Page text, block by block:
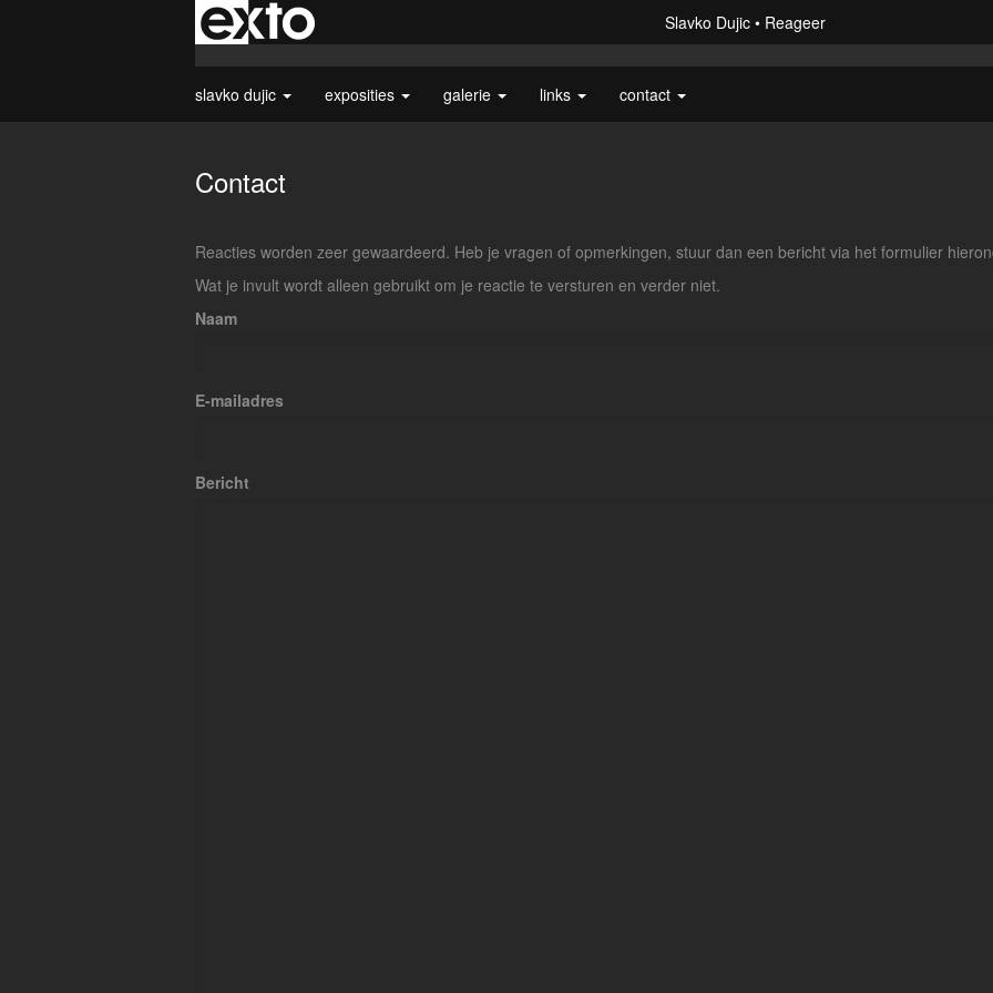
Slavko Dujic Reageer
slavko dujic exposities galerie links contact
Contact
Reacties worden zeer gewaardeerd. Heb je vragen of opmerkingen, stuur dan een bericht via het formulier
Wat je invult wordt alleen gebruikt om je reactie te versturen en verder niet.
Naam
E-mailadres
Bericht